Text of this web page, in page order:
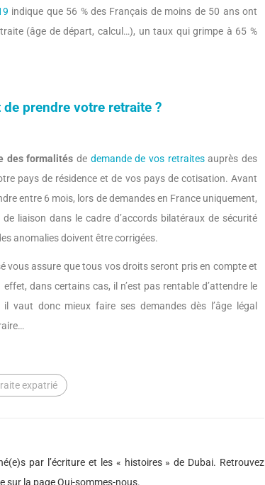
indique que 56 % des Français de moins de 50 ans ont
(âge de départ, calcul…), un taux qui grimpe à 65 %
prendre votre retraite ?
des formalités de demande de vos retraites auprès des
pays de résidence et de vos pays de cotisation. Avant
entre 6 mois, lors de demandes en France uniquement,
liaison dans le cadre d’accords bilatéraux de sécurité
anomalies doivent être corrigées.
vous assure que tous vos droits seront pris en compte et
dans certains cas, il n’est pas rentable d’attendre le
vaut donc mieux faire ses demandes dès l’âge légal
expatrié
par l’écriture et les « histoires » de Dubai. Retrouvez
sur la page Qui-sommes-nous.